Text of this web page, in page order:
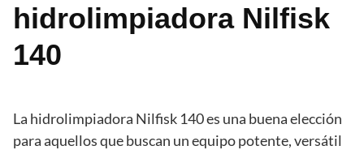
hidrolimpiadora Nilfisk
140
La hidrolimpiadora Nilfisk 140 es una buena elección
para aquellos que buscan un equipo potente, versátil